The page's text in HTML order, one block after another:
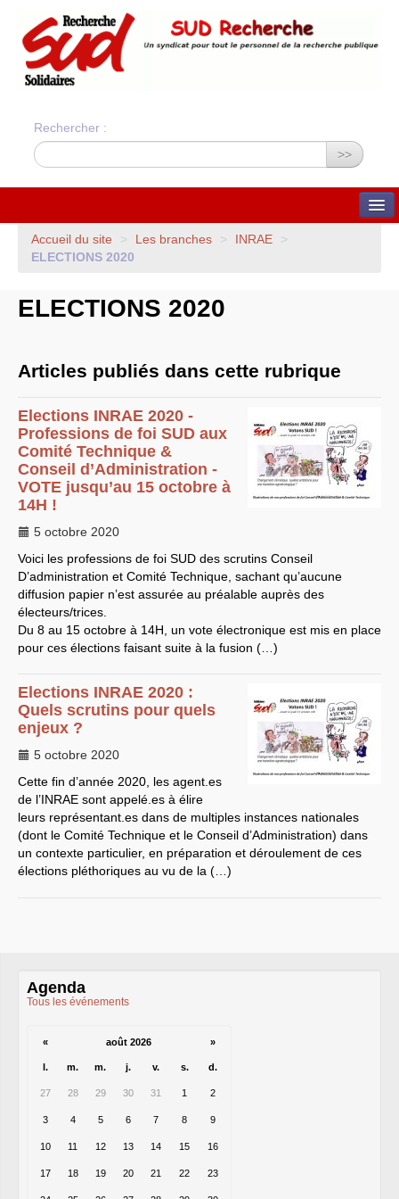
Rechercher :
>>
QUI SOMMES-NOUS ?
Nos valeurs
financière
Bilans financiers annuels
Solidaires
ADHÉSION ET CONTACTS
EXPRESSIONS SUD-RECH
Année 2026
Année 2025
Année 2024
Année 2023
Motions d’actualité du
congrès 2023 à Sète
Année 2022
Année 2021
Année 2020
Année 2019
Année 2018
Année 2017
Année 2016
Année 2015
Année 2013
Année 2010
Année 2009
Année 2008
Année 2007
Année 2006
Année 2004
Année 2003
LES BRANCHES
CNRS-INRIA
Archives diverses
Archives temporaires
SIRHUS
traitement
Références, utilitaires,etc.
Instances du
CNRS
Archives
CCP
2008
CoNRS 2008
Accueil du site > Les branches > INRAE
>
ELECTIONS 2020
ELECTIONS 2020
Articles publiés dans cette rubrique
Elections INRAE 2020 -
Professions de foi SUD aux
Comité Technique &
Conseil d’Administration -
VOTE jusqu’au 15 octobre à
14H !
5 octobre 2020
Voici les professions de foi SUD des scrutins Conseil
D’administration et Comité Technique, sachant qu’aucune
diffusion papier n’est assurée au préalable auprès des
électeurs/trices.
Du 8 au 15 octobre à 14H, un vote électronique est mis en place
pour ces élections faisant suite à la fusion (…)
Elections INRAE 2020 :
Quels scrutins pour quels
enjeux ?
5 octobre 2020
Cette fin d’année 2020, les agent.es
de l’INRAE sont appelé.es à élire
leurs représentant.es dans de multiples instances nationales
(dont le Comité Technique et le Conseil d’Administration) dans
un contexte particulier, en préparation et déroulement de ces
élections pléthoriques au vu de la (…)
Agenda
Tous les événements
« août 2026 »
l. m. m. j. v. s. d.
27 28 29 30 31 1 2
3 4 5 6 7 8 9
10 11 12 13 14 15 16
17 18 19 20 21 22 23